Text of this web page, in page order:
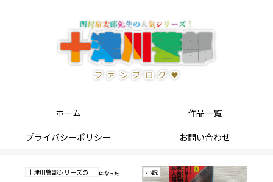
ホーム
作品一覧
プライバシーポリシー
お問い合わせ
十津川警部シリーズの研究 小説